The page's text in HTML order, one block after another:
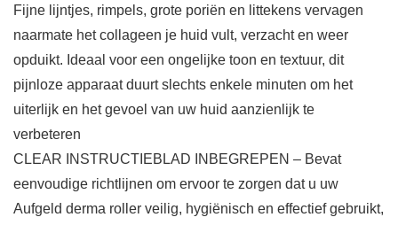
Fijne lijntjes, rimpels, grote poriën en littekens vervagen
naarmate het collageen je huid vult, verzacht en weer
opduikt. Ideaal voor een ongelijke toon en textuur, dit
pijnloze apparaat duurt slechts enkele minuten om het
uiterlijk en het gevoel van uw huid aanzienlijk te
verbeteren
CLEAR INSTRUCTIEBLAD INBEGREPEN – Bevat
eenvoudige richtlijnen om ervoor te zorgen dat u uw
Aufgeld derma roller veilig, hygiënisch en effectief gebruikt,